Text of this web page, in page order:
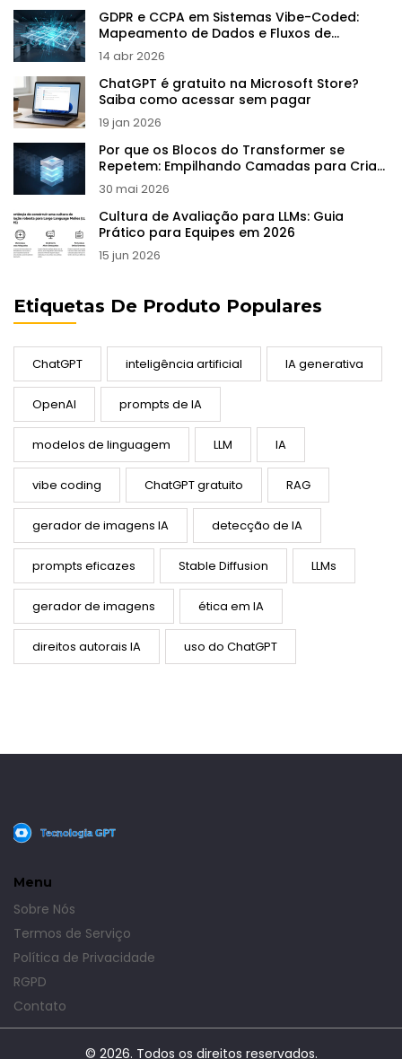
GDPR e CCPA em Sistemas Vibe-Coded:
Mapeamento de Dados e Fluxos de
Consentimento
14 abr 2026
ChatGPT é gratuito na Microsoft Store?
Saiba como acessar sem pagar
19 jan 2026
Por que os Blocos do Transformer se
Repetem: Empilhando Camadas para Criar
Abstrações em LLMs
30 mai 2026
Cultura de Avaliação para LLMs: Guia
Prático para Equipes em 2026
15 jun 2026
Etiquetas De Produto Populares
ChatGPT inteligência artificial IA generativa
OpenAI prompts de IA
modelos de linguagem LLM IA
vibe coding ChatGPT gratuito RAG
gerador de imagens IA detecção de IA
prompts eficazes Stable Diffusion LLMs
gerador de imagens ética em IA
direitos autorais IA uso do ChatGPT
Menu
Sobre Nós
Termos de Serviço
Política de Privacidade
RGPD
Contato
© 2026. Todos os direitos reservados.